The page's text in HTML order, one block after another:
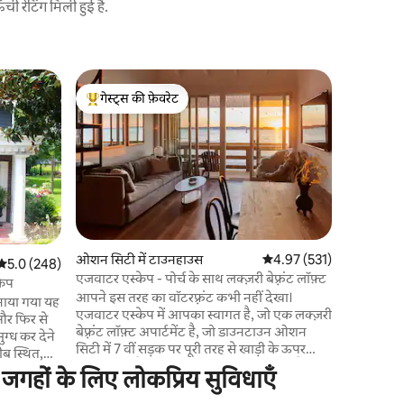
रेटिंग मिली हुई है.
रेटिंग 5 में से 5.0, 248 समीक्षाएँ
5.0 (248)
गया यह
फिर से
कर देने
स्थित,
शानदार
और हर
गेस्ट्स का टॉप फ़ेवरेट
गेस्ट्स की फ़ेवरेट
ओशन सिटी में टाउनहाउस औसत रेटिंग 5 में से 4.97,
4.97 (531)
एजवाटर एस्केप - पोर्च के साथ लक्ज़री बेफ़्रंट लॉफ़्ट
आपने इस तरह का वॉटरफ़्रंट कभी नहीं देखा।
एजवाटर एस्केप में आपका स्वागत है, जो एक लक्ज़री
बेफ़्रंट लॉफ़्ट अपार्टमेंट है, जो डाउनटाउन ओशन
सिटी में 7 वीं सड़क पर पूरी तरह से खाड़ी के ऊपर
लटका हुआ है। खाड़ी के सामने वाले बरामदे में बैठें या
अंदर घूमें और बोट, डॉल्फ़िन, पक्षियों और कभी -
कभी मुहरों को भी बरामदे के पैरों के अंदर तैरते हुए
जगहों के लिए लोकप्रिय सुविधाएँ